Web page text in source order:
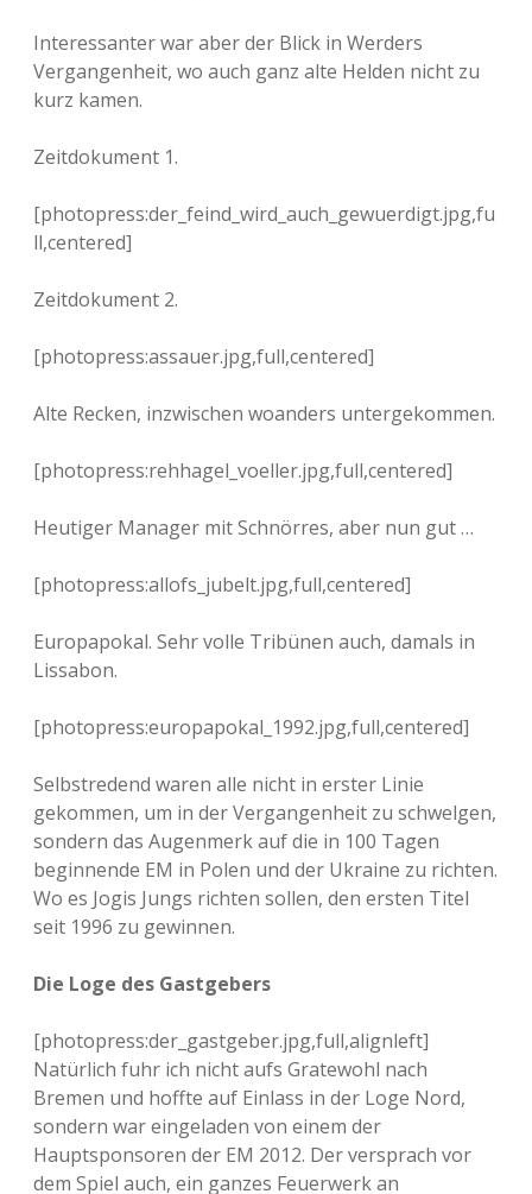
Interessanter war aber der Blick in Werders
Vergangenheit, wo auch ganz alte Helden nicht zu
kurz kamen.
Zeitdokument 1.
[photopress:der_feind_wird_auch_gewuerdigt.jpg,fu
ll,centered]
Zeitdokument 2.
[photopress:assauer.jpg,full,centered]
Alte Recken, inzwischen woanders untergekommen.
[photopress:rehhagel_voeller.jpg,full,centered]
Heutiger Manager mit Schnörres, aber nun gut …
[photopress:allofs_jubelt.jpg,full,centered]
Europapokal. Sehr volle Tribünen auch, damals in
Lissabon.
[photopress:europapokal_1992.jpg,full,centered]
Selbstredend waren alle nicht in erster Linie
gekommen, um in der Vergangenheit zu schwelgen,
sondern das Augenmerk auf die in 100 Tagen
beginnende EM in Polen und der Ukraine zu richten.
Wo es Jogis Jungs richten sollen, den ersten Titel
seit 1996 zu gewinnen.
Die Loge des Gastgebers
[photopress:der_gastgeber.jpg,full,alignleft]
Natürlich fuhr ich nicht aufs Gratewohl nach
Bremen und hoffte auf Einlass in der Loge Nord,
sondern war eingeladen von einem der
Hauptsponsoren der EM 2012. Der versprach vor
dem Spiel auch, ein ganzes Feuerwerk an